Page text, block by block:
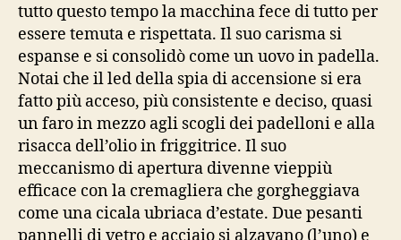
tutto questo tempo la macchina fece di tutto per
essere temuta e rispettata. Il suo carisma si
espanse e si consolidò come un uovo in padella.
Notai che il led della spia di accensione si era
fatto più acceso, più consistente e deciso, quasi
un faro in mezzo agli scogli dei padelloni e alla
risacca dell’olio in friggitrice. Il suo
meccanismo di apertura divenne vieppiù
efficace con la cremagliera che gorgheggiava
come una cicala ubriaca d’estate. Due pesanti
pannelli di vetro e acciaio si alzavano (l’uno) e